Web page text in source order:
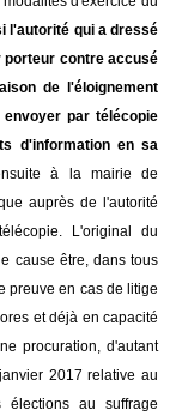
l'autorité qui a dressé
porteur contre accusé
de l'éloignement
par télécopie
d'information en sa
à la mairie de
auprès de l'autorité
L'original du
cause être, dans tous
preuve en cas de litige
et déjà en capacité
procuration, d'autant
2017 relative au
élections au suffrage